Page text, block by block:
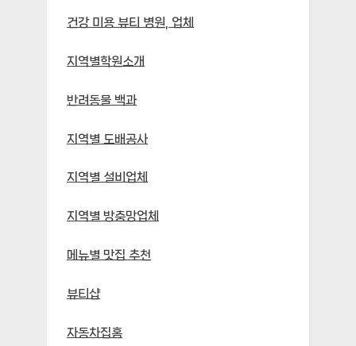
건강 미용 뷰티 병원, 업체
지역별학원소개
반려동물 백과
지역별 도배공사
지역별 설비업체
지역별 방충망업체
메뉴별 맛집 추천
뷰티샵
자동차집홈